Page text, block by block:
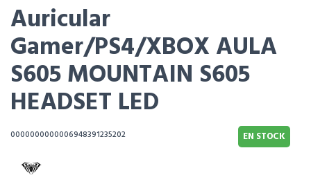
Auricular
Gamer/PS4/XBOX AULA
S605 MOUNTAIN S605
HEADSET LED
0000000000006948391235202 EN STOCK